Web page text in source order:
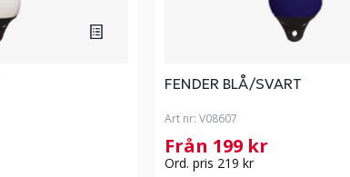
FENDER BLÅ/SVART
Art nr: V08607
Från 199 kr
Ord. pris 219 kr